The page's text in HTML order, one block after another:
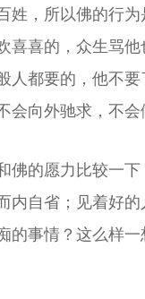
姓，所以佛的行
喜喜的，众生骂
人都要的，他不
向外驰求，不
佛的愿力比较一
内自省；见着好
的事情？这么样